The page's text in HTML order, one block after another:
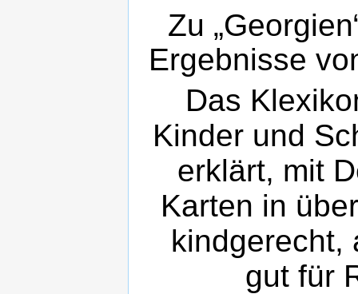
Zu
Ergebnisse
Das
Kinder und
erklärt, mit
Karten in
kindgerecht,
gut für